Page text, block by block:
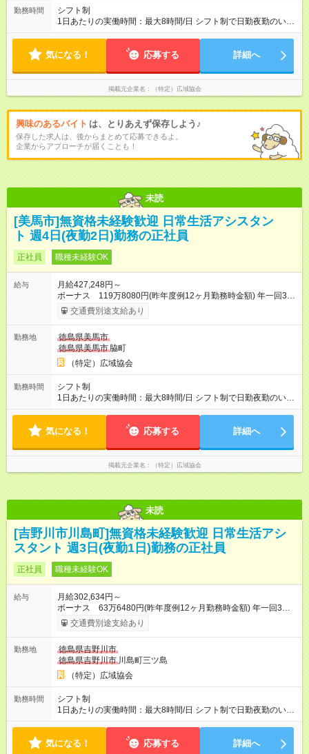
勤務時間
シフト制
1日あたりの実働時間：最大8時間/日 シフト制で日勤夜勤のいず
れにも入っていただきます 週3日勤務 (週に夜勤2回) 就業時間
8:00(実働8時間+待機休憩6時間) ※適宜勤務時間の変動あ
気になる！ 応募する 詳細へ
掲載元企業名 （特定）広域協会
興味のあるバイト は、とりあえず保存しよう♪
保存した求人は、後からまとめて応募できるよ。
企業からアプローチが届くことも！
未読
[美馬市]無資格未経験歓迎 日常生活アシスタン
ト 週4日(夜勤2日)勤務の正社員
正社員 職種未経験OK
給与
月給427,248円～
ボーナス 119万8080円(昨年度例12ヶ月勤務時金額) 年一回3月
末日 支給 月給×12ヶ月+賞与=年収 ・昇給あり ・賃金は月末締
切、翌月25日支払い 【試用期間】試用期間あり 試用期間の長
す。 雇用形態：本採用時と同じです。 給与：月給 412,800円以
上
交通費別途支給あり
勤務地
徳島県美馬市
徳島県美馬市 脇町
（特定）広域協会
勤務時間
シフト制
1日あたりの実働時間：最大8時間/日 シフト制で日勤夜勤のいず
れにも入っていただきます 週4日勤務 (週に夜勤2回) 就業時間
8:00(実働8時間+待機休憩6時間) ※適宜勤務時間の変動あ
気になる！ 応募する 詳細へ
掲載元企業名 （特定）広域協会
未読
[吉野川市川島町]無資格未経験歓迎 日常生活アシ
スタント 週3日(夜勤1日)勤務の正社員
正社員 職種未経験OK
給与
月給302,634円～
ボーナス 63万6480円(昨年度例12ヶ月勤務時金額) 年一回3月
末日 支給 月給×12ヶ月+賞与=年収 ・昇給あり ・賃金は月末締
切、翌月25日支払い 【試用期間】試用期間あり 試用期間の長
す。 雇用形態：本採用時と同じです。 給与：月給 292,400円以
上
交通費別途支給あり
勤務地
徳島県吉野川市
徳島県吉野川市 川島町三ツ島
（特定）広域協会
勤務時間
シフト制
1日あたりの実働時間：最大8時間/日 シフト制で日勤夜勤のいず
れにも入っていただきます 週3日勤務 (週に夜勤1回) 就業時間
8:00(実働8時間+待機休憩6時間) ※適宜勤務時間の変動あ
気になる！ 応募する 詳細へ